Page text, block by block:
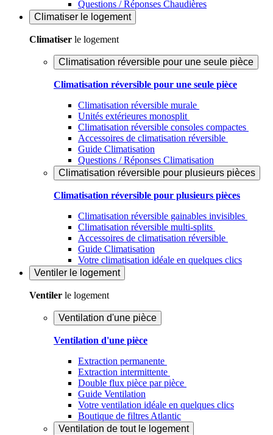
Questions / Réponses Chaudières
Climatiser le logement
Climatiser le logement
Climatisation réversible pour une seule pièce
Climatisation réversible pour une seule pièce
Climatisation réversible murale
Unités extérieures monosplit
Climatisation réversible consoles compactes
Accessoires de climatisation réversible
Guide Climatisation
Questions / Réponses Climatisation
Climatisation réversible pour plusieurs pièces
Climatisation réversible pour plusieurs pièces
Climatisation réversible gainables invisibles
Climatisation réversible multi-splits
Accessoires de climatisation réversible
Guide Climatisation
Votre climatisation idéale en quelques clics
Ventiler le logement
Ventiler le logement
Ventilation d'une pièce
Ventilation d'une pièce
Extraction permanente
Extraction intermittente
Double flux pièce par pièce
Guide Ventilation
Votre ventilation idéale en quelques clics
Boutique de filtres Atlantic
Ventilation de tout le logement